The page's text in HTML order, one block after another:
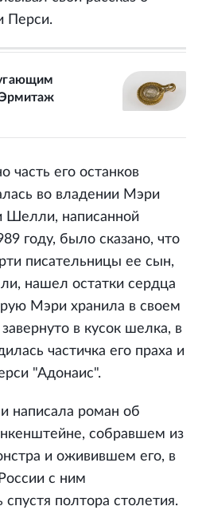
Перси.
часть его останков
во владении Мэри
написанной
году, было сказано, что
писательницы ее сын,
нашел остатки сердца
Мэри хранила в своем
в кусок шелка, в
частичка его праха и
"Адонаис".
написала роман об
собравшем из
и оживившем его, в
с ним
полтора столетия.